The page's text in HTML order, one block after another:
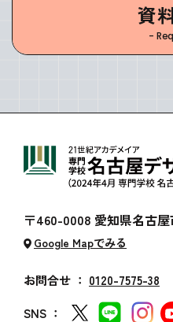
資
-
〒460-0008 愛知県名古
Google Mapでみる
お問合せ ： 0120-7575-38
SNS ：